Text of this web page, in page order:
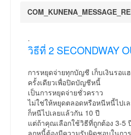
.
วิธีที่ 2 SECONDWAY
การหยุดจ่ายทุกบัญชี เก็บเงินรอแ
ครั้งเดียวเพื่อปิดบัญชีหนี้
เป็นการหยุดจ่ายชั่วคราว
ไม่ใช่ให้หยุดตลอดหรือหนีหนี้ไปเ
ก็หนีไปเลยแล้วกัน 10 ปี
แต่ถ้าคุณเลือกใช้วิธีที่ถูกต้อง 3-5
ลูกหนี้ต้องมีความรับผิดชอบในกา